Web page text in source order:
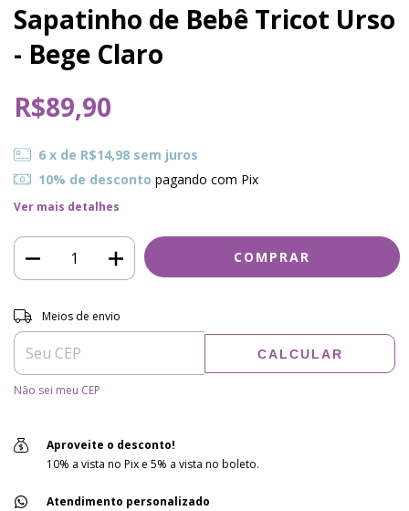
Sapatinho de Bebê Tricot Urso
- Bege Claro
R$89,90
6 x de R$14,98 sem juros
10% de desconto pagando com Pix
Ver mais detalhes
Entregas para o CEP:
Meios de envio
CALCULAR
Não sei meu CEP
Aproveite o desconto!
10% a vista no Pix e 5% a vista no boleto.
Atendimento personalizado